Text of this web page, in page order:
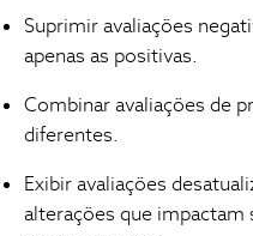
Skirts
Sandals & Sliders
Rash Vests
Sun Safe
Sun Hats & Caps
Sliders
Sneakers & Pumps
Suprimir avaliações
apenas as positivas.
Combinar avaliações de
diferentes.
Exibir avaliações
alterações que impactam